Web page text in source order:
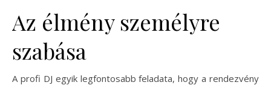
Az élmény személyre
szabása
A profi DJ egyik legfontosabb feladata, hogy a rendezvény